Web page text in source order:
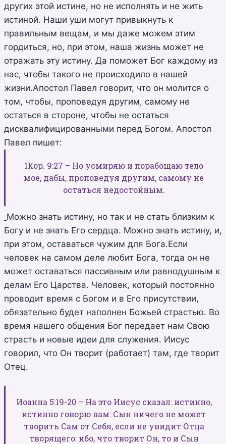
других этой истине, но не исполнять и не жить
истиной. Наши уши могут привыкнуть к
правильным вещам, и мы даже можем этим
гордиться, но, при этом, наша жизнь может не
отражать эту истину. Да поможет Бог каждому из
нас, чтобы такого не происходило в нашей
жизни.Апостол Павел говорит, что он молится о
том, чтобы, проповедуя другим, самому не
остаться в стороне, чтобы не остаться
дисквалифицированными перед Богом. Апостол
Павел пишет:
1Кор. 9:27 – Но усмиряю и порабощаю тело
мое, дабы, проповедуя другим, самому не
остаться недостойным.
Можно знать истину, но так и не стать близким к
Богу и не знать Его сердца. Можно знать истину, и,
при этом, оставаться чужим для Бога.Если
человек на самом деле любит Бога, тогда он не
может оставаться пассивным или равнодушным к
делам Его Царства. Человек, который постоянно
проводит время с Богом и в Его присутствии,
обязательно будет наполнен Божьей страстью. Во
время нашего общения Бог передает нам Свою
страсть и новые идеи для служения. Иисус
говорил, что Он творит (работает) там, где творит
Отец.
Иоанна 5:19-20 – На это Иисус сказал: истинно,
истинно говорю вам: Сын ничего не может
творить Сам от Себя, если не увидит Отца
творящего: ибо, что творит Он, то и Сын